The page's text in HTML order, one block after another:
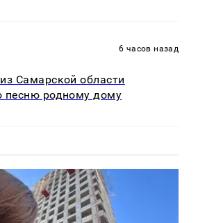
6 часов назад
Самарской области
песню родному дому